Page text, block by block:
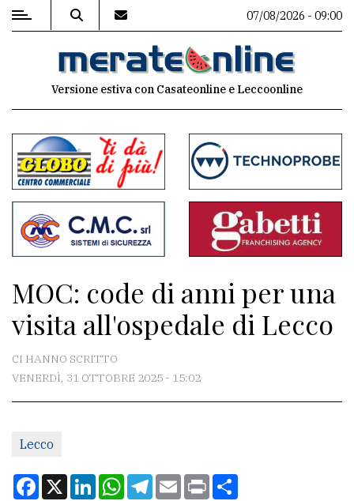
MENU
commenti
Contenuti
del
sito
Associazioni
Meteo
redazione
Scrivici
07/08/2026 - 09:00
Versione estiva con Casateonline e Leccoonline
MOC: code di anni per una
visita all'ospedale di Lecco
CI HANNO SCRITTO
VENERDÌ, 31 OTTOBRE 2025 - 15:02
Lecco
Facebook
X LinkedInWhatsApp
Telegram
EmailPrint